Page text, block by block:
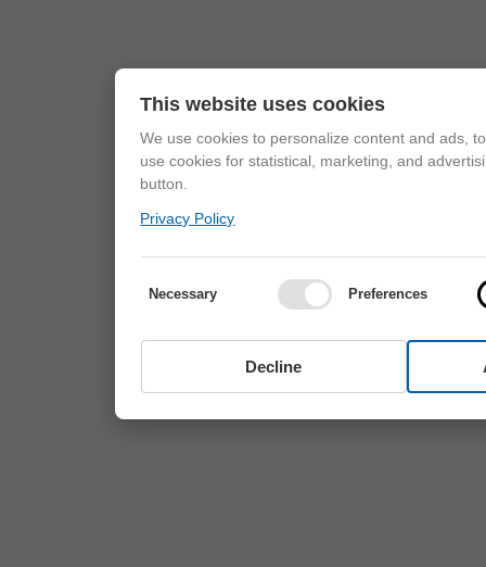
This website uses cookies
We use cookies to personalize content and ads,
use cookies for statistical, marketing, and
button.
Privacy Policy
Necessary Preferences
Decline